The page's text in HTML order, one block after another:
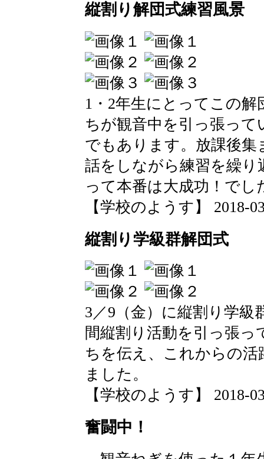
縦割り解団式練習風景
1・2年生にとってこの
ちが観音中を引っ張っ
でもあります。放課後
話をしながら練習を繰
って本番は大成功！でし
【学校のようす】 2018-
縦割り学級群解団式
3／9（金）に縦割り学級
間縦割り活動を引っ張っ
ちを伝え、これからの
ました。
【学校のようす】 2018-
奮闘中！